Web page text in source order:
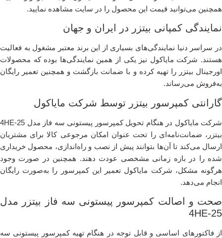
همچنین می‌توانید قیمت این محصول را در سایت مشاهده نمایید.
نمایندگی کمپانی بیتزر در ایران و جهان
در سراسر دنیا نمایندگی‌های بسیاری از این برند معتبر مشغول به فعالیت
هستند. شرکت مایاکول نیز یکی از همین نمایندگی‌ها بوده که محصولات
اورجینال بیتزر را تهیه کرده و با ضمانت بازگشت و همچنین تعمیر رایگان
به‌فروش می‌رساند.
گارانتی کمپرسور بیتزر توسط شرکت مایاکول
شرکت مایاکول در هنگام تحویل کمپرسور پیستونی سه فاز مدل 4HE-25
بیتزر، ضمانت‌نامه‌‌‌‌ای را تحت عنوان امکان مرجوعی کالا برای مشتریان
ارسال می‌کند تا آن‌ها بتوانند پیش از نصب و راه‌اندازی، محصول خریداری
شده را در بازه زمانی مشخصی عودت دهند. همچنین در صورت وجود
هرگونه مشکل، شرکت مایاکول تعمیر این کمپرسور را به‌صورت رایگان
انجام می‌دهد.
صحت و اصالت کمپرسور پیستونی سه فاز بیتزر مدل
4HE-25
از فاکتورهای اساسی و قابل توجه در هنگام تهیه کمپرسور پیستونی سه